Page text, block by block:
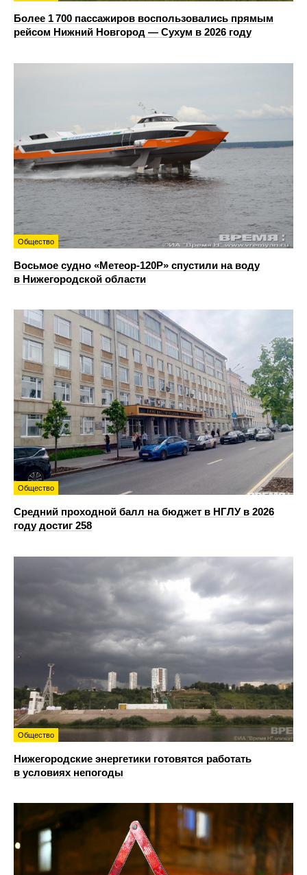
Более 1 700 пассажиров воспользовались прямым
рейсом Нижний Новгород — Сухум в 2026 году
Общество
Восьмое судно «Метеор-120Р» спустили на воду
в Нижегородской области
Общество
Средний проходной балл на бюджет в НГЛУ в 2026
году достиг 258
Общество
Нижегородские энергетики готовятся работать
в условиях непогоды